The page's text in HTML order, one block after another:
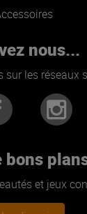
nous...
sur les réseaux
bons
et jeux